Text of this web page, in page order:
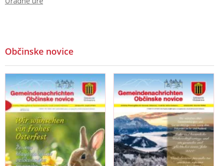
Občinske novice